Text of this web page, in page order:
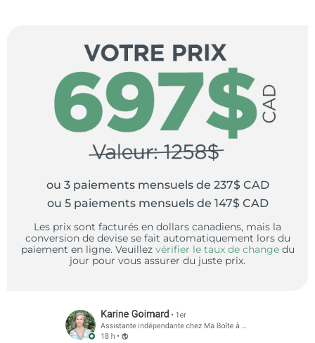
ou 3 paiements mensuels de 237$ CAD
ou 5 paiements mensuels de 147$ CAD
Les prix sont facturés en dollars canadiens, mais la
conversion de devise se fait automatiquement lors du
paiement en ligne. Veuillez vérifier le taux de changedu
jour pour vous assurer du juste prix.